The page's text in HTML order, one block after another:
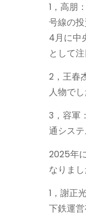
1，高朋
号線の
4月に中
として
2，王春
人物で
3，容軍
通シス
2025年
なりまし
1，謝正
下鉄運